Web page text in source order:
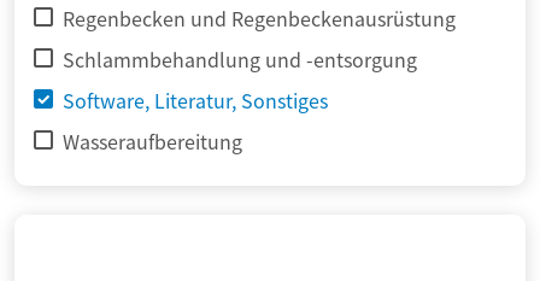
Regenbecken und Regenbeckenausrüstung
Schlammbehandlung und -entsorgung
Software, Literatur, Sonstiges
Wasseraufbereitung